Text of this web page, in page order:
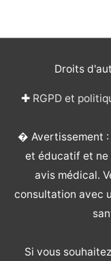
Droits
✚ RGPD et
� Avertissement
et éducatif et ne
avis médical.
consultation avec
Si vous